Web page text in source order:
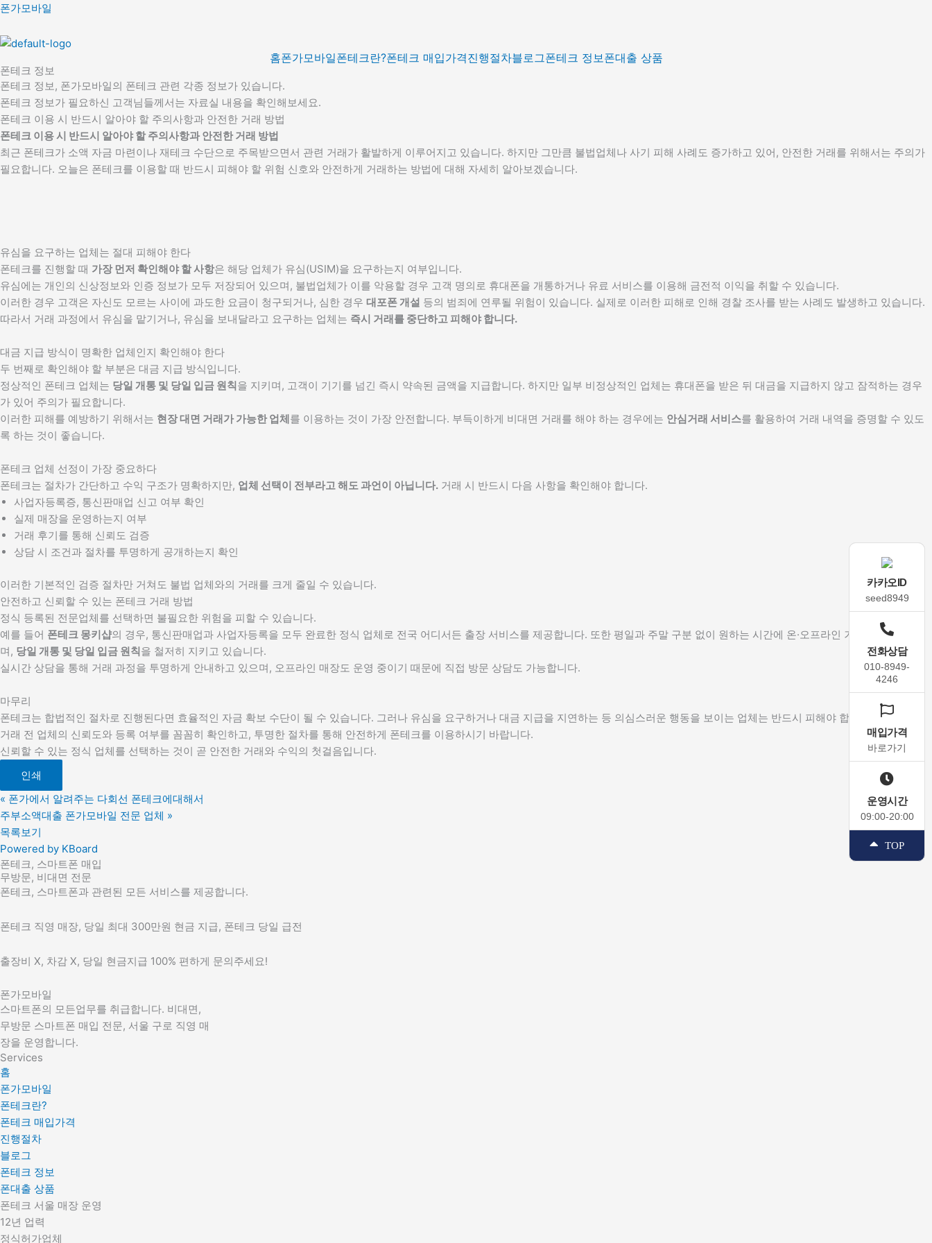
콘
츠
건
너
뛰
기
폰가모바일
홈폰가모바일폰테크란?폰테크 매입가격진행절차블로그폰테크 정보폰대출 상품
폰테크 정보
폰테크 정보, 폰가모바일의 폰테크 관련 각종 정보가 있습니다.
폰테크 정보가 필요하신 고객님들께서는 자료실 내용을 확인해보세요.
폰테크 이용 시 반드시 알아야 할 주의사항과 안전한 거래 방법
폰테크 이용 시 반드시 알아야 할 주의사항과 안전한 거래 방법
최근 폰테크가 소액 자금 마련이나 재테크 수단으로 주목받으면서 관련 거래가 활발하게 이루어지고 있습니다. 하지만 그만큼 불법업체나 사기 피해 사례도 증가하고 있어, 안전한 거래를 위해서는 주의가
필요합니다. 오늘은 폰테크를 이용할 때 반드시 피해야 할 위험 신호와 안전하게 거래하는 방법에 대해 자세히 알아보겠습니다.
유심을 요구하는 업체는 절대 피해야 한다
폰테크를 진행할 때 가장 먼저 확인해야 할 사항은 해당 업체가 유심(USIM)을 요구하는지 여부입니다.
유심에는 개인의 신상정보와 인증 정보가 모두 저장되어 있으며, 불법업체가 이를 악용할 경우 고객 명의로 휴대폰을 개통하거나 유료 서비스를 이용해 금전적 이익을 취할 수 있습니다.
이러한 경우 고객은 자신도 모르는 사이에 과도한 요금이 청구되거나, 심한 경우 대포폰 개설 등의 범죄에 연루될 위험이 있습니다. 실제로 이러한 피해로 인해 경찰 조사를 받는 사례도 발생하고 있습니다.
따라서 거래 과정에서 유심을 맡기거나, 유심을 보내달라고 요구하는 업체는 즉시 거래를 중단하고 피해야 합니다.
대금 지급 방식이 명확한 업체인지 확인해야 한다
두 번째로 확인해야 할 부분은 대금 지급 방식입니다.
정상적인 폰테크 업체는 당일 개통 및 당일 입금 원칙 을 지키며, 고객이 기기를 넘긴 즉시 약속된 금액을 지급합니다. 하지만 일부 비정상적인 업체는 휴대폰을 받은 뒤 대금을 지급하지 않고 잠적하는 경우
가 있어 주의가 필요합니다.
이러한 피해를 예방하기 위해서는 현장 대면 거래가 가능한 업체 를 이용하는 것이 가장 안전합니다. 부득이하게 비대면 거래를 해야 하는 경우에는 안심거래 서비스를 활용하여 거래 내역을 증명할 수 있도
록 하는 것이 좋습니다.
폰테크 업체 선정이 가장 중요하다
폰테크는 절차가 간단하고 수익 구조가 명확하지만, 업체 선택이 전부라고 해도 과언이 아닙니다. 거래 시 반드시 다음 사항을 확인해야 합니다.
사업자등록증, 통신판매업 신고 여부 확인
실제 매장을 운영하는지 여부
거래 후기를 통해 신뢰도 검증
상담 시 조건과 절차를 투명하게 공개하는지 확인
이러한 기본적인 검증 절차만 거쳐도 불법 업체와의 거래를 크게 줄일 수 있습니다.
안전하고 신뢰할 수 있는 폰테크 거래 방법
정식 등록된 전문업체를 선택하면 불필요한 위험을 피할 수 있습니다.
예를 들어 폰테크 몽키샵의 경우, 통신판매업과 사업자등록을 모두 완료한 정식 업체로 전국 어디서든 출장 서비스를 제공합니다. 또한 평일과 주말 구분 없이 원하는 시간에 온·오프라인 거래가 가능하
며, 당일 개통 및 당일 입금 원칙을 철저히 지키고 있습니다.
실시간 상담을 통해 거래 과정을 투명하게 안내하고 있으며, 오프라인 매장도 운영 중이기 때문에 직접 방문 상담도 가능합니다.
마무리
폰테크는 합법적인 절차로 진행된다면 효율적인 자금 확보 수단이 될 수 있습니다. 그러나 유심을 요구하거나 대금 지급을 지연하는 등 의심스러운 행동을 보이는 업체는 반드시 피해야 합니다.
거래 전 업체의 신뢰도와 등록 여부를 꼼꼼히 확인하고, 투명한 절차를 통해 안전하게 폰테크를 이용하시기 바랍니다.
신뢰할 수 있는 정식 업체를 선택하는 것이 곧 안전한 거래와 수익의 첫걸음입니다.
인쇄
« 폰가에서 알려주는 다회선 폰테크에대해서
주부소액대출 폰가모바일 전문 업체 »
목록보기
Powered by KBoard
카카오ID
seed8949
전화상담
010-8949-
4246
매입가격
바로가기
운영시간
09:00-20:00
TOP
카카오ID
seed8949
전화상담
010-8949-
4246
매입가격
바로가기
운영시간
09:00-20:00
TOP
폰테크, 스마트폰 매입
무방문, 비대면 전문
폰테크, 스마트폰과 관련된 모든 서비스를 제공합니다.
폰테크 직영 매장, 당일 최대 300만원 현금 지급, 폰테크 당일 급전
출장비 X, 차감 X, 당일 현금지급 100% 편하게 문의주세요!
폰가모바일
스마트폰의 모든업무를 취급합니다. 비대면,
무방문 스마트폰 매입 전문, 서울 구로 직영 매
장을 운영합니다.
Services
홈
폰가모바일
폰테크란?
폰테크 매입가격
진행절차
블로그
폰테크 정보
폰대출 상품
폰테크 서울 매장 운영
12년 업력
정식허가업체